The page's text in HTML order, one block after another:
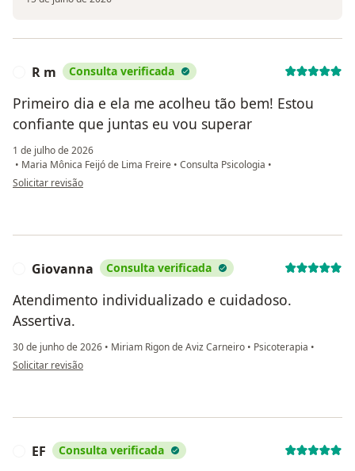
R m Consulta verificada
Primeiro dia e ela me acolheu tão bem! Estou
confiante que juntas eu vou superar
1 de julho de 2026
• Maria Mônica Feijó de Lima Freire • Consulta Psicologia •
na opinião do utilizador R m
Solicitar revisão
Giovanna Consulta verificada
Atendimento individualizado e cuidadoso.
Assertiva.
30 de junho de 2026 • Miriam Rigon de Aviz Carneiro • Psicoterapia •
na opinião do utilizador Giovanna
Solicitar revisão
EF Consulta verificada